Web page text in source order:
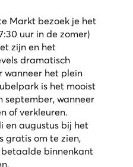
Markt bezoek je het
uur in de zomer)
zijn en het
dramatisch
wanneer het plein
is het mooist
september, wanneer
of verkleuren.
en augustus bij het
gratis om te zien,
binnenkant